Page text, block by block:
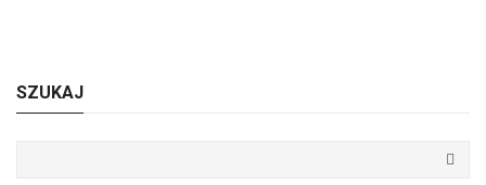
SZUKAJ